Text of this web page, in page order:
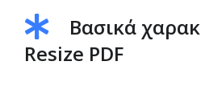
Βασικά
Resize PDF